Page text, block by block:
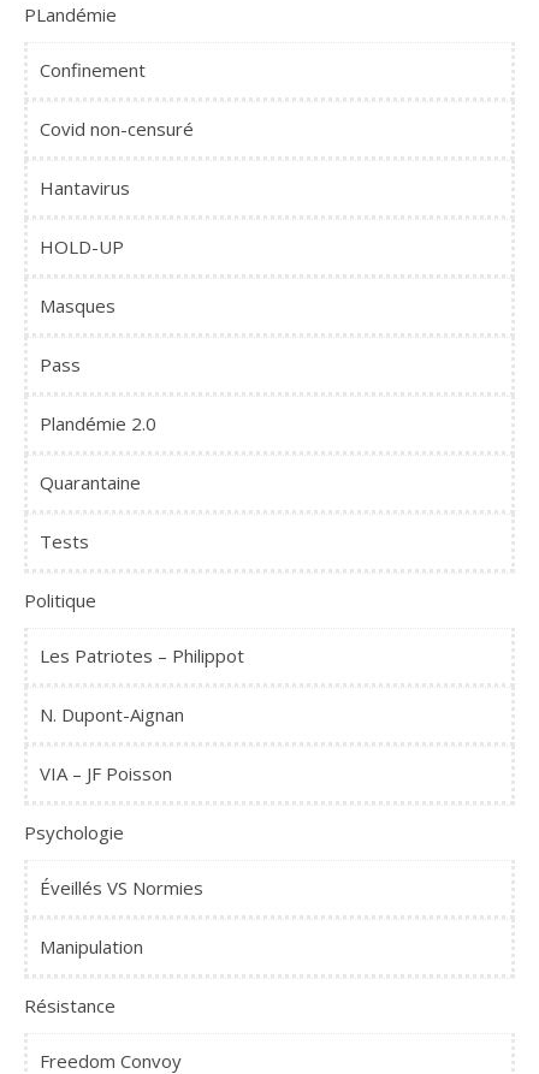
PLandémie
Confinement
Covid non-censuré
Hantavirus
HOLD-UP
Masques
Pass
Plandémie 2.0
Quarantaine
Tests
Politique
Les Patriotes – Philippot
N. Dupont-Aignan
VIA – JF Poisson
Psychologie
Éveillés VS Normies
Manipulation
Résistance
Freedom Convoy